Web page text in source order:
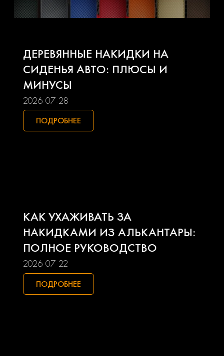
Kia Lada
Lifan Mazda
Mitsubishi
Seat Skoda
Smart Ssangyong
Subaru
ДЕРЕВЯННЫЕ НАКИДКИ НА
СИДЕНЬЯ АВТО: ПЛЮСЫ И
МИНУСЫ
2026-07-28
ПОДРОБНЕЕ
КАК УХАЖИВАТЬ ЗА
НАКИДКАМИ ИЗ АЛЬКАНТАРЫ:
ПОЛНОЕ РУКОВОДСТВО
2026-07-22
ПОДРОБНЕЕ